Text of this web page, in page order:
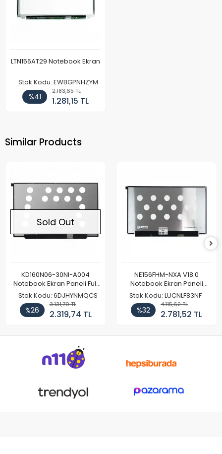
LTN156AT29 Notebook Ekran
Stok Kodu: EWBGPNHZYM
%41
2.183,65 TL
1.281,15 TL
Similar Products
Sold Out
KD160N06-30NI-A004
Notebook Ekran Paneli Full
HD
Stok Kodu: 6DJHYNMQCS
%26
3.131,70 TL
2.319,74 TL
NE156FHM-NXA V18.0
Notebook Ekran Paneli
144Hz
Stok Kodu: LUCNLF83NF
%32
4.115,62 TL
2.781,52 TL